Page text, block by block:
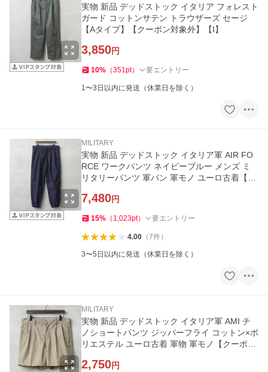
実物 新品 デッドストック イタリア フォレスト
ガード コットンサテン トラウザーズ セージ
【Aタイプ】【クーポン対象外】【I】
3,850円
10% （351pt） 要エントリー
1〜3日以内に発送（休業日を除く）
MILITARY
実物 新品 デッドストック イタリア軍 AIR FO
RCE ワークパンツ ネイビーブルー メンズ ミ
リタリーパンツ 軍パン 軍モノ ユーロ古着【ク
7,480円
15% （ 1,023pt） 要エントリー
4.00（7件）
3〜5日以内に発送（休業日を除く）
MILITARY
実物 新品 デッドストック イタリア軍 AMI チ
ノショートパンツ ジッパーフライ コットン×ポ
リエステル ユーロ古着 軍物 軍モノ【クーポン
2,750円